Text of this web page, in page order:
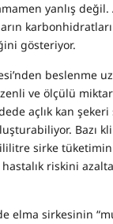
yanlış değil.
gösteriyor.
beslenme
ve ölçülü
açlık kan
Bazı
sirke
riskini
elma sirkesinin